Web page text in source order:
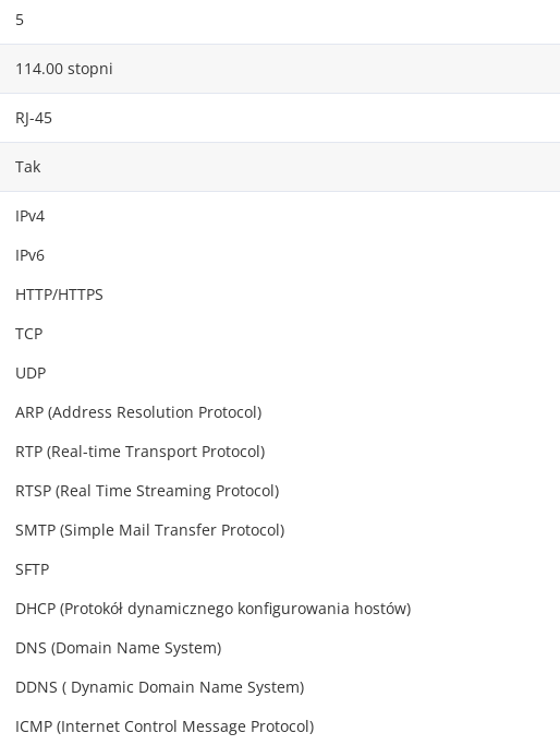
5
114.00 stopni
RJ-45
Tak
IPv4
IPv6
HTTP/HTTPS
TCP
UDP
ARP (Address Resolution Protocol)
RTP (Real-time Transport Protocol)
RTSP (Real Time Streaming Protocol)
SMTP (Simple Mail Transfer Protocol)
SFTP
DHCP (Protokół dynamicznego konfigurowania hostów)
DNS (Domain Name System)
DDNS ( Dynamic Domain Name System)
ICMP (Internet Control Message Protocol)